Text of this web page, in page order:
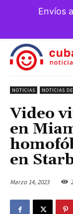
NOTICIAS NOTICIAS
Video
en
en
Marzo 14, 2023
Envíos